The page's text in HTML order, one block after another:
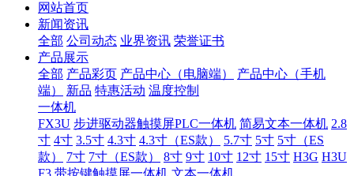
网站首页
新闻资讯
全部 公司动态 业界资讯 荣誉证书
产品展示
全部 产品彩页 产品中心（电脑端）
产品中心（手机
端）
新品 特惠活动 温度控制
一体机
FX3U 步进驱动器触摸屏PLC一体机 简易文本一体机 2.8
寸 4寸 3.5寸 4.3寸 4.3寸（ES款） 5.7寸 5寸 5寸（ES
款）
7寸 7寸（ES款） 8寸 9寸 10寸 12寸 15寸 H3G H3U
F3 带按键触摸屏一体机 文本一体机